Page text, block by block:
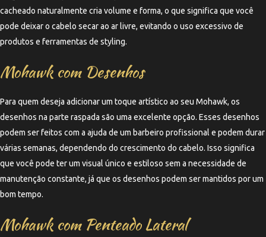
cacheado naturalmente cria volume e forma, o que significa que você
pode deixar o cabelo secar ao ar livre, evitando o uso excessivo de
produtos e ferramentas de styling.
Mohawk com Desenhos
Para quem deseja adicionar um toque artístico ao seu Mohawk, os
desenhos na parte raspada são uma excelente opção. Esses desenhos
podem ser feitos com a ajuda de um barbeiro profissional e podem durar
várias semanas, dependendo do crescimento do cabelo. Isso significa
que você pode ter um visual único e estiloso sem a necessidade de
manutenção constante, já que os desenhos podem ser mantidos por um
bom tempo.
Mohawk com Penteado Lateral